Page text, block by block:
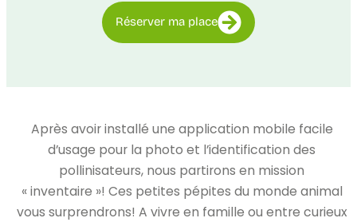
Réserver ma place
Après avoir installé une application mobile facile
d’usage pour la photo et l’identification des
pollinisateurs, nous partirons en mission
« inventaire »! Ces petites pépites du monde animal
vous surprendrons! A vivre en famille ou entre curieux